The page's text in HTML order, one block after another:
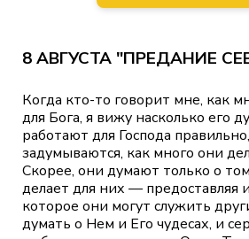
8 АВГУСТА "ПРЕДАНИЕ
Когда кто-то говорит мне, как
для Бога, я вижу насколько его
работают для Господа
задумываются, как много они
Скорее, они думают только о
делает для них — предоставляя
которое они могут служить
думать о Нем и Его чудесах, и